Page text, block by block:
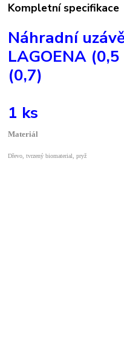
Kompletní specifikace
Náhradní
LAGOENA
(0,7)
1 ks
Materiál
Dřevo, tvrzený biomaterial, pryž